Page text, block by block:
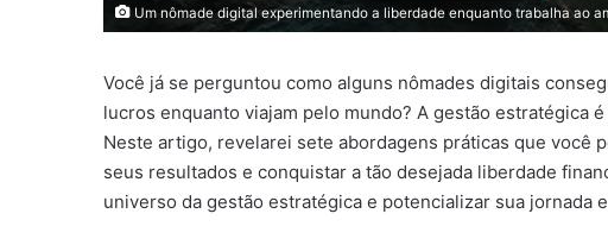
Um nômade digital experimentando a liberdade enquanto trabalha ao
Você já se perguntou como alguns nômades digitais
lucros enquanto viajam pelo mundo? A gestão estratégica
Neste artigo, revelarei sete abordagens práticas que você
seus resultados e conquistar a tão desejada liberdade
universo da gestão estratégica e potencializar sua jornada